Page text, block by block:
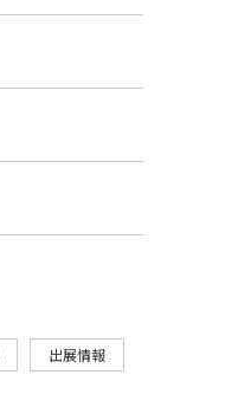
出展情報